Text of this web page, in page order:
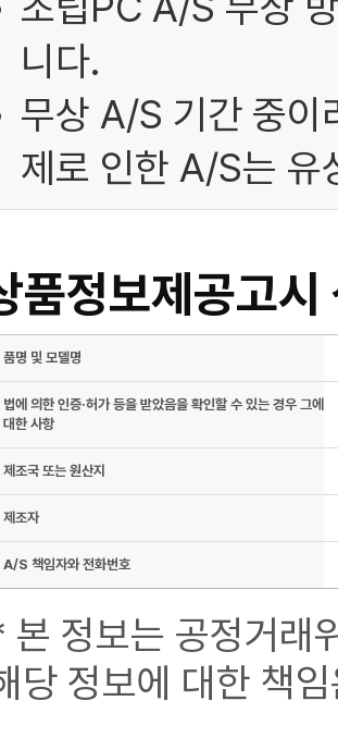
니다.
무상 A/S 기간 중이
제로 인한 A/S는 유
품정보제공고시
품명 및 모델명
법에 의한 인증·허가 등을 받았음을 확인할 수 있는 경우 그에
대한 사항
제조국 또는 원산지
제조자
A/S 책임자와 전화번호
본 정보는 공정거래
당 정보에 대한 책